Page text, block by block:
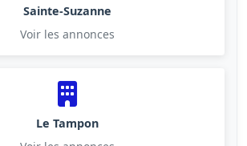
Sainte-Suzanne
Voir les annonces
Le Tampon